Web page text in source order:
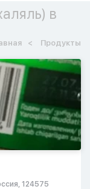
в
Продукты
124575